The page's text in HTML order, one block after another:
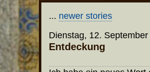
... newer stories
Dienstag, 12.
Entdeckung